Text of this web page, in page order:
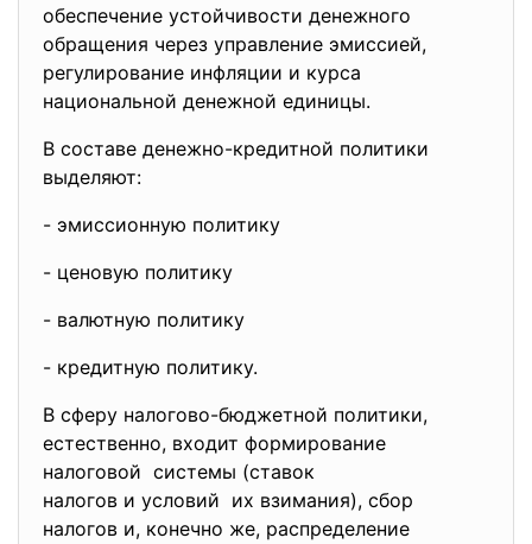
обеспечение устойчивости денежного
обращения через управление эмиссией,
регулирование инфляции и курса
национальной денежной единицы.
В составе денежно-кредитной политики
выделяют:
- эмиссионную политику
- ценовую политику
- валютную политику
- кредитную политику.
В сферу налогово-бюджетной политики,
естественно, входит формирование
налоговой системы (ставок
налогов и условий их взимания), сбор
налогов и, конечно же, распределение